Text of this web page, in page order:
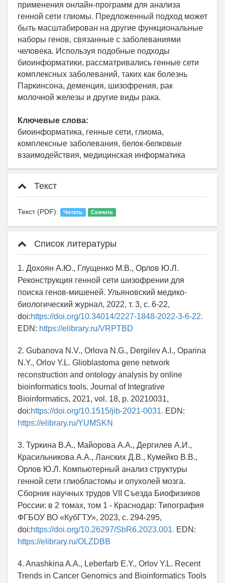
применения онлайн-программ для анализа
генной сети глиомы. Предложенный подход может
быть масштабирован на другие функциональные
наборы генов, связанные с заболеваниями
человека. Используя подобные подходы
биоинформатики, рассматривались генные сети
комплексных заболеваний, таких как болезнь
Паркинсона, деменция, шизофрения, рак
молочной железы и другие виды рака.
Ключевые слова:
биоинформатика, генные сети, глиома,
комплексные заболевания, белок-белковые
взаимодействия, медицинская информатика
Текст
Текст (PDF): Читать Скачать
Список литературы
1. Дохоян А.Ю., Глущенко М.В., Орлов Ю.Л.
Реконструкция генной сети шизофрении для
поиска генов-мишеней. Ульяновский медико-
биологический журнал, 2022, т. 3, с. 6-22,
doi:https://doi.org/10.34014/2227-1848-2022-3-6-22.
EDN: https://elibrary.ru/VRPTBD
2. Gubanova N.V., Orlova N.G., Dergilev A.I., Oparina
N.Y., Orlov Y.L. Glioblastoma gene network
reconstruction and ontology analysis by online
bioinformatics tools. Journal of Integrative
Bioinformatics, 2021, vol. 18, p. 20210031,
doi:https://doi.org/10.1515/jib-2021-0031. EDN:
https://elibrary.ru/YUMSKN
3. Туркина В.А., Майорова А.А., Дергилев А.И.,
Красильникова А.А., Ланских Д.В., Кумейко В.В.,
Орлов Ю.Л. Компьютерный анализ структуры
генной сети глиобластомы и опухолей мозга.
Сборник научных трудов VII Съезда Биофизиков
России: в 2 томах, том 1 - Краснодар: Типография
ФГБОУ ВО «КубГТУ», 2023, с. 294-295,
doi:https://doi.org/10.26297/SbR6.2023.001. EDN:
https://elibrary.ru/OLZDBB
4. Anashkina A.A., Leberfarb E.Y., Orlov Y.L. Recent
Trends in Cancer Genomics and Bioinformatics Tools